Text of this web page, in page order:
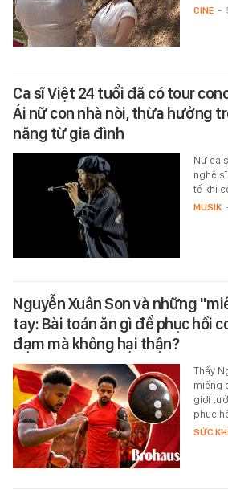
CINE -
Ca sĩ Việt 24 tuổi đã có tour
Ái nữ con nhà nòi, thừa hưởng
năng từ gia đình
Nữ ca
nghệ
tế khi
MUSIK
Nguyễn Xuân Son và những
tay: Bài toán ăn gì để phục hồi
đạm mà không hại thận?
Thấy
miếng
giới
phục
SỨC